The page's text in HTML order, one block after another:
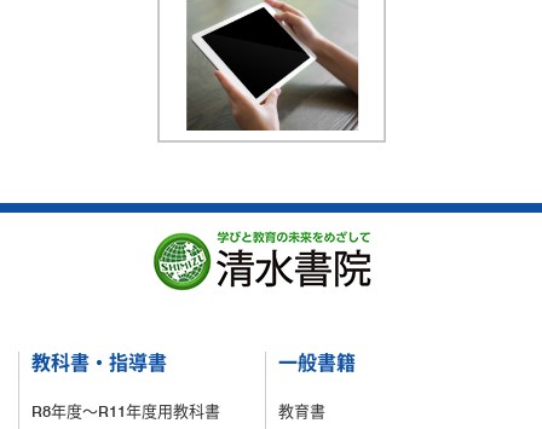
教科書・指導書
R8年度～R11年度用教科書
一般書籍
教育書